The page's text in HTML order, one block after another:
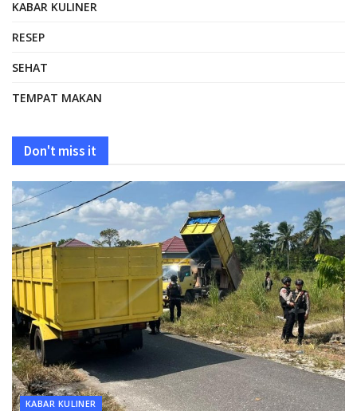
KABAR KULINER
RESEP
SEHAT
TEMPAT MAKAN
Don't miss it
KABAR KULINER